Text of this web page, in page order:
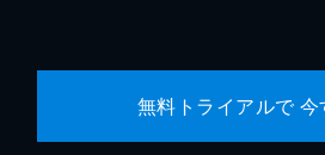
無料トライアルで 今